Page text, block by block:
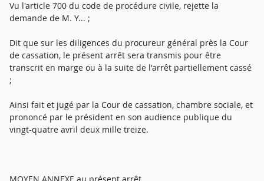
Vu l'article 700 du code de procédure civile, rejette la
demande de M. Y... ;
Dit que sur les diligences du procureur général près la Cour
de cassation, le présent arrêt sera transmis pour être
transcrit en marge ou à la suite de l'arrêt partiellement cassé
;
Ainsi fait et jugé par la Cour de cassation, chambre sociale, et
prononcé par le président en son audience publique du
vingt-quatre avril deux mille treize.